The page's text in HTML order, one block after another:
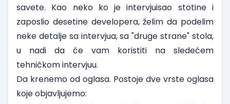
savete. Kao neko ko je intervjuisao stotine i
zaposlio desetine developera, želim da podelim
neke detalje sa intervjua, sa "druge strane" stola,
u nadi da će vam koristiti na sledećem
tehničkom intervjuu.
Da krenemo od oglasa. Postoje dve vrste oglasa
koje objavljujemo: